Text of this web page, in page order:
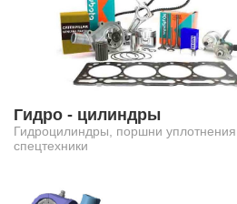
Гидро - цилиндры
Гидроцилиндры, поршни
спецтехники